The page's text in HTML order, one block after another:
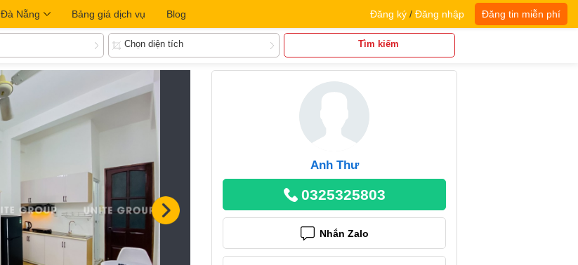
Đà Nẵng Bảng giá dịch vụ Blog Đăng ký / Đăng nhập Đăng tin miễn phí
Chọn diện tích Tìm kiếm
Anh Thư
0325325803
Nhắn Zalo